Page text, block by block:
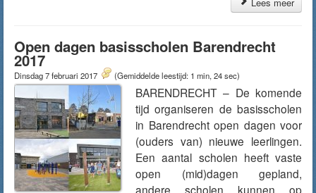
Open dagen basisscholen Barendrecht
2017
Dinsdag 7 februari 2017 (Gemiddelde leestijd: 1 min, 24 sec)
BARENDRECHT – De komende
tijd organiseren de basisscholen
in Barendrecht open dagen voor
(ouders van) nieuwe leerlingen.
Een aantal scholen heeft vaste
open (mid)dagen gepland,
andere scholen kunnen op